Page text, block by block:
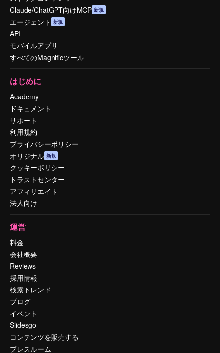
Claude/ChatGPT向けMCP 新規
エージェント 新規
API
モバイルアプリ
すべてのMagnificツール
はじめに
Academy
ドキュメント
サポート
利用規約
プライバシーポリシー
オリジナル 新規
クッキーポリシー
トラストセンター
アフィリエイト
法人向け
運営
料金
会社概要
Reviews
採用情報
検索トレンド
ブログ
イベント
Slidesgo
コンテンツを販売する
プレスルーム